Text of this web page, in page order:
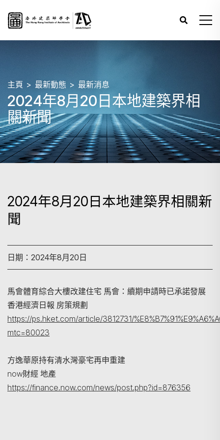
主頁 最新動態 最新消息
2024年8月20日本地建築界相
關新聞
2024年8月20日本地建築界相關新
聞
日期：2024年8月20日
馬會體育綜合大樓改建住宅 馬會：續期申請時已承諾發展
香港經濟日報 房策規劃
https://ps.hket.com/article/3812731/
mtc=80023
方逸華原持有清水灣豪宅再申重建
now財經 地產
https://finance.now.com/news/post.php?id=876356